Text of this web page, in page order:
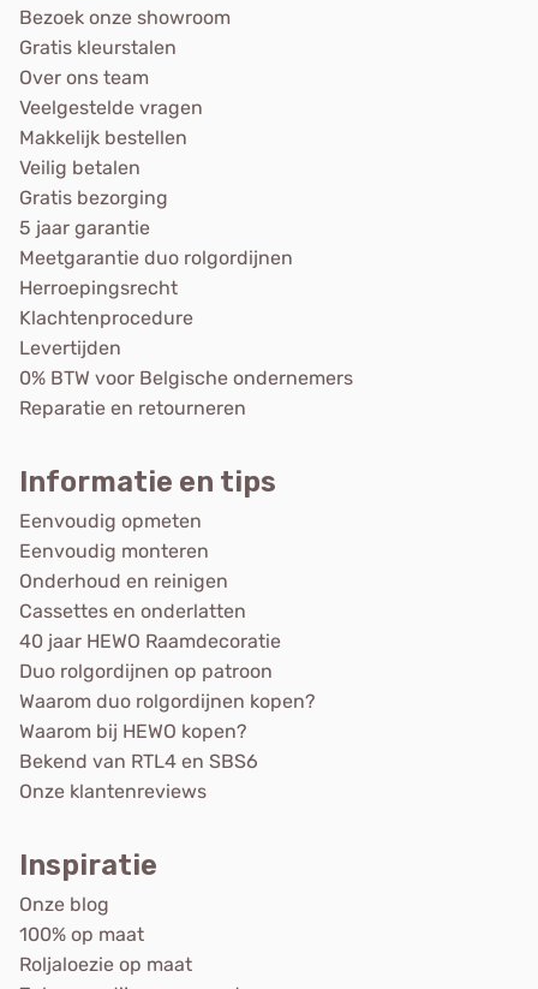
Bezoek onze showroom
Gratis kleurstalen
Over ons team
Veelgestelde vragen
Makkelijk bestellen
Veilig betalen
Gratis bezorging
5 jaar garantie
Meetgarantie duo rolgordijnen
Herroepingsrecht
Klachtenprocedure
Levertijden
0% BTW voor Belgische ondernemers
Reparatie en retourneren
Informatie en tips
Eenvoudig opmeten
Eenvoudig monteren
Onderhoud en reinigen
Cassettes en onderlatten
40 jaar HEWO Raamdecoratie
Duo rolgordijnen op patroon
Waarom duo rolgordijnen kopen?
Waarom bij HEWO kopen?
Bekend van RTL4 en SBS6
Onze klantenreviews
Inspiratie
Onze blog
100% op maat
Roljaloezie op maat